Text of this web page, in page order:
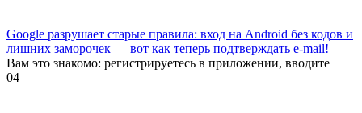
Google разрушает старые правила: вход на Android без кодов и
лишних заморочек — вот как теперь подтверждать e-mail!
Вам это знакомо: регистрируетесь в приложении, вводите
04